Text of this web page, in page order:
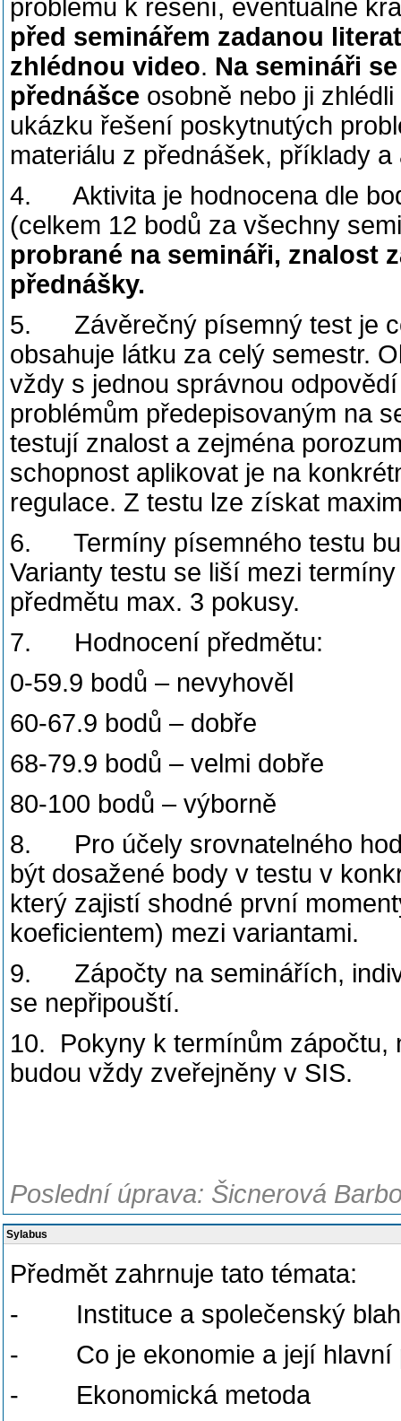
problémů k řešení, eventuálně
před seminářem zadanou
zhlédnou video. Na semináři
přednášce osobně nebo ji
ukázku řešení poskytnutých
materiálu z přednášek, příklady a
4. Aktivita je hodnocena dle
(celkem 12 bodů za všechny
probrané na semináři, znalost
přednášky.
5. Závěrečný písemný test je
obsahuje látku za celý semestr.
vždy s jednou správnou
problémům předepisovaným na
testují znalost a zejména
schopnost aplikovat je na
regulace. Z testu lze získat
6. Termíny písemného testu
Varianty testu se liší mezi
předmětu max. 3 pokusy.
7. Hodnocení předmětu:
0-59.9 bodů – nevyhověl
60-67.9 bodů – dobře
68-79.9 bodů – velmi dobře
80-100 bodů – výborně
8. Pro účely srovnatelného
být dosažené body v testu v
který zajistí shodné první
koeficientem) mezi variantami.
9. Zápočty na seminářích,
se nepřipouští.
10. Pokyny k termínům zápočtu,
budou vždy zveřejněny v SIS.
Poslední úprava: Šicnerová
Sylabus
Předmět zahrnuje tato témata:
- Instituce a společenský
- Co je ekonomie a její hlavní
- Ekonomická metoda